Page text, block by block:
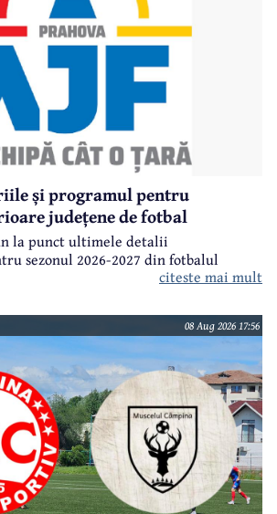
și programul pentru
județene de fotbal
la punct ultimele detalii
sezonul 2026-2027 din fotbalul
citeste mai mult
08 Aug 2026 17:56